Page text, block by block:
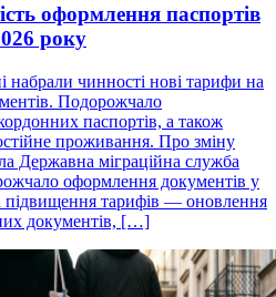
оформлення паспортів
року
набрали чинності нові тарифи на
Подорожчало
паспортів, а також
проживання. Про зміну
Державна міграційна служба
оформлення документів у
тарифів — оновлення
документів, […]